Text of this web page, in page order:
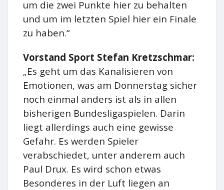
um die zwei Punkte hier zu behalten
und um im letzten Spiel hier ein Finale
zu haben.“
Vorstand Sport Stefan Kretzschmar:
„Es geht um das Kanalisieren von
Emotionen, was am Donnerstag sicher
noch einmal anders ist als in allen
bisherigen Bundesligaspielen. Darin
liegt allerdings auch eine gewisse
Gefahr. Es werden Spieler
verabschiedet, unter anderem auch
Paul Drux. Es wird schon etwas
Besonderes in der Luft liegen an